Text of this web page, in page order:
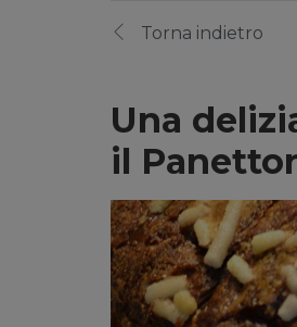
Torna indietro
Una
il